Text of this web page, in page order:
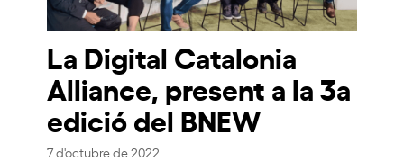
La Digital Catalonia
Alliance, present a la 3a
edició del BNEW
7 d'octubre de 2022